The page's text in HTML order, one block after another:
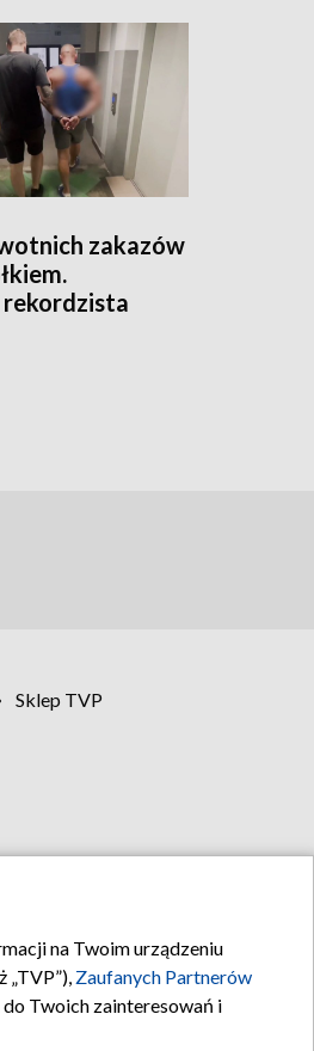
zakazów
Sklep TVP
na Twoim urządzeniu
„TVP”), Zaufanych Partnerów
Twoich zainteresowań i